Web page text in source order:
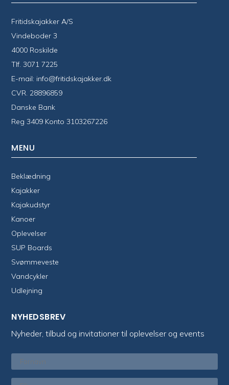
Fritidskajakker A/S
Vindeboder 3
4000 Roskilde
Tlf.3071 7225
E-mail: info@fritidskajakker.dk
CVR. 28896859
Danske Bank
Reg 3409 Konto 3103267226
MENU
Beklædning
Kajakker
Kajakudstyr
Kanoer
Oplevelser
SUP Boards
Svømmeveste
Vandcykler
Udlejning
NYHEDSBREV
Nyheder, tilbud og invitationer til oplevelser og events